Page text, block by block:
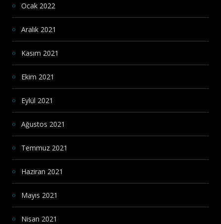
Ocak 2022
Aralık 2021
Kasım 2021
Ekim 2021
Eylül 2021
Ağustos 2021
Temmuz 2021
Haziran 2021
Mayıs 2021
Nisan 2021